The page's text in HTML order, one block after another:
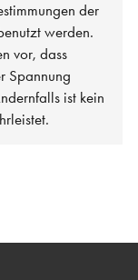
der
werden.
vor, dass
Spannung
ist kein